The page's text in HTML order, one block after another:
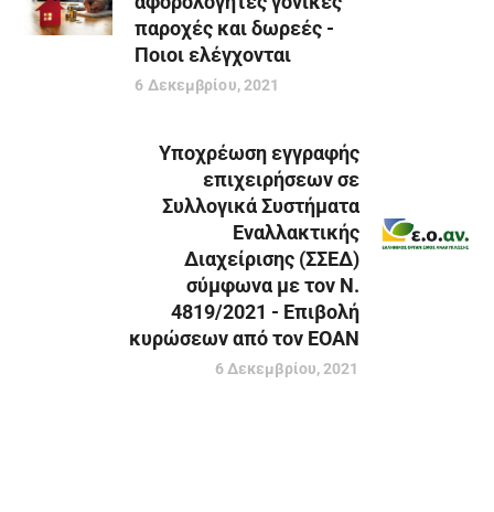
παροχές και δωρεές -
Ποιοι ελέγχονται
6 Δεκεμβρίου, 2021
Υποχρέωση εγγραφής
επιχειρήσεων σε
Συλλογικά Συστήματα
Εναλλακτικής
Διαχείρισης (ΣΣΕΔ)
σύμφωνα με τον Ν.
4819/2021 - Επιβολή
κυρώσεων από τον ΕΟΑΝ
6 Δεκεμβρίου, 2021